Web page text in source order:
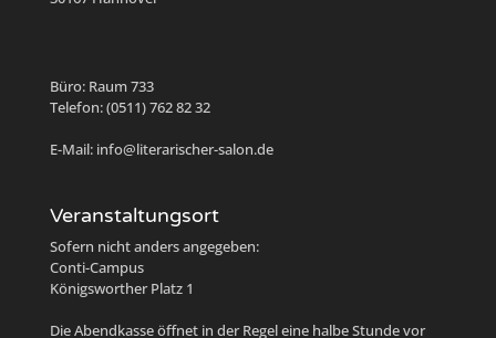
Büro: Raum 733
Telefon: (0511) 762 82 32
E-Mail: info@literarischer-salon.de
Veranstaltungsort
Sofern nicht anders angegeben:
Conti-Campus
Königsworther Platz 1
Die Abendkasse öffnet in der Regel eine halbe Stunde vor